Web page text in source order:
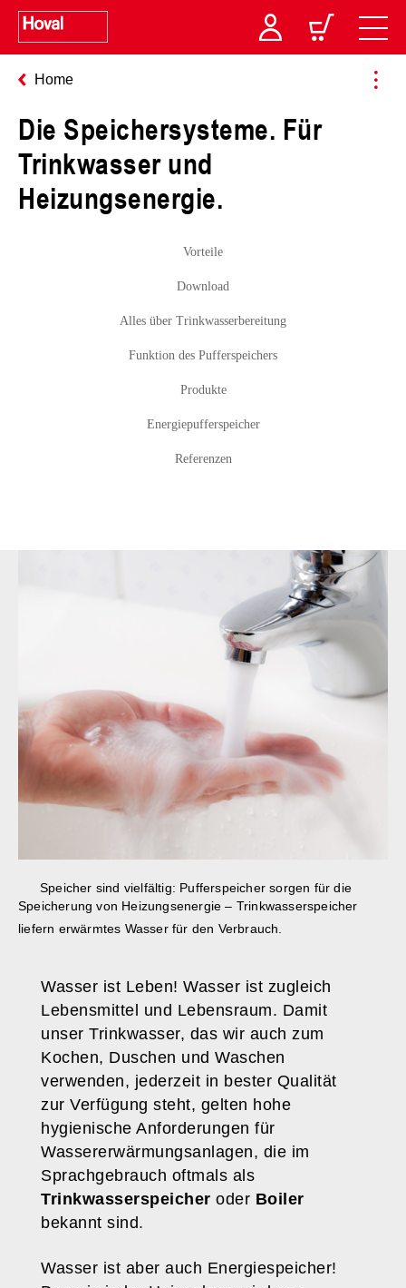
Home
Die Speichersysteme. Für
Trinkwasser und
Heizungsenergie.
Vorteile
Download
Alles über Trinkwasserbereitung
Funktion des Pufferspeichers
Produkte
Energiepufferspeicher
Referenzen
Speicher sind vielfältig: Pufferspeicher sorgen für die
Speicherung von Heizungsenergie – Trinkwasserspeicher
liefern erwärmtes Wasser für den Verbrauch.
Wasser ist Leben! Wasser ist zugleich
Lebensmittel und Lebensraum. Damit
unser Trinkwasser, das wir auch zum
Kochen, Duschen und Waschen
verwenden, jederzeit in bester Qualität
zur Verfügung steht, gelten hohe
hygienische Anforderungen für
Wassererwärmungsanlagen, die im
Sprachgebrauch oftmals als
Trinkwasserspeicher oder Boiler
bekannt sind.
Wasser ist aber auch Energiespeicher!